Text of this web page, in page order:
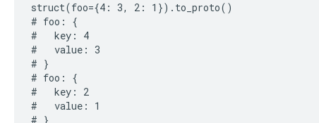
struct(foo={4: 3, 2: 1}).to_proto()
# foo: {
#   key: 4
#   value: 3
# }
# foo: {
#   key: 2
#   value: 1